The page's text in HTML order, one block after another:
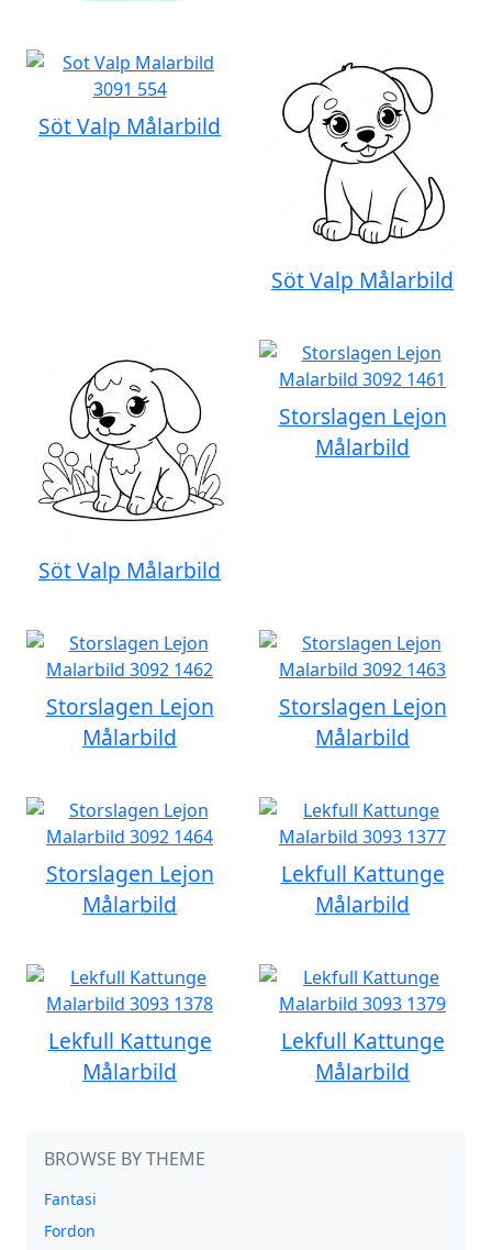
Söt Valp Målarbild
Söt Valp Målarbild
Söt Valp Målarbild
Storslagen Lejon
Målarbild
Storslagen Lejon
Målarbild
Storslagen Lejon
Målarbild
Storslagen Lejon
Målarbild
Lekfull Kattunge
Målarbild
Lekfull Kattunge
Målarbild
Lekfull Kattunge
Målarbild
BROWSE BY THEME
Fantasi
Fordon